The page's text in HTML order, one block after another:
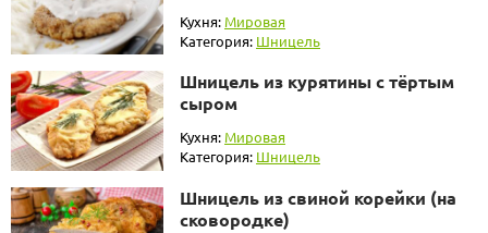
Кухня: Мировая
Категория: Шницель
Шницель из курятины с тёртым
сыром
Кухня:Мировая
Категория: Шницель
Шницель из свиной корейки (на
сковородке)